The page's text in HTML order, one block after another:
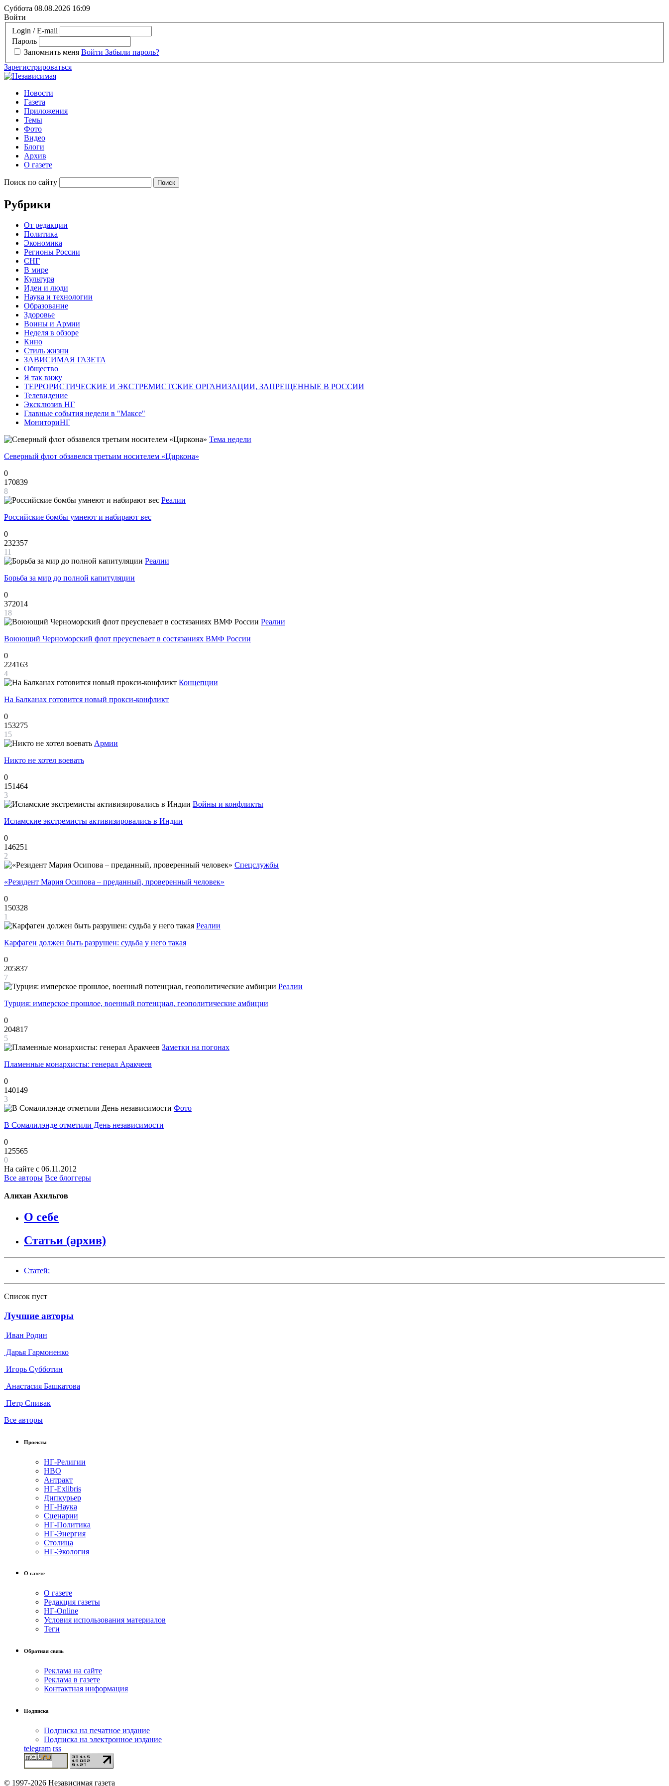
Суббота 08.08.2026 16:09
Войти
Login / E-mail
Пароль
Запомнить меня Войти Забыли пароль?
Зарегистрироваться
Новости
Газета
Приложения
Темы
Фото
Видео
Блоги
Архив
О газете
Поиск по сайту
Рубрики
От редакции
Политика
Экономика
Регионы России
СНГ
В мире
Культура
Идеи и люди
Наука и технологии
Образование
Здоровье
Воины и Армии
Неделя в обзоре
Кино
Стиль жизни
ЗАВИСИМАЯ ГАЗЕТА
Общество
Я так вижу
ТЕРРОРИСТИЧЕСКИЕ И ЭКСТРЕМИСТСКИЕ ОРГАНИЗАЦИИ, ЗАПРЕЩЕННЫЕ В РОССИИ
Телевидение
Эксклюзив НГ
Главные события недели в "Максе"
МониториНГ
Тема недели
Северный флот обзавелся третьим носителем «Циркона»
0
170839
8
Реалии
Российские бомбы умнеют и набирают вес
0
232357
11
Реалии
Борьба за мир до полной капитуляции
0
372014
18
Реалии
Воюющий Черноморский флот преуспевает в состязаниях ВМФ России
0
224163
4
Концепции
На Балканах готовится новый прокси-конфликт
0
153275
15
Армии
Никто не хотел воевать
0
151464
3
Войны и конфликты
Исламские экстремисты активизировались в Индии
0
146251
2
Спецслужбы
«Резидент Мария Осипова – преданный, проверенный человек»
0
150328
1
Реалии
Карфаген должен быть разрушен: судьба у него такая
0
205837
7
Реалии
Турция: имперское прошлое, военный потенциал, геополитические амбиции
0
204817
5
Заметки на погонах
Пламенные монархисты: генерал Аракчеев
0
140149
3
Фото
В Сомалилэнде отметили День независимости
0
125565
0
На сайте с 06.11.2012
Все авторы Все блоггеры
Алихан Ахильгов
О себе
Статьи (архив)
Статей:
Список пуст
Лучшие авторы
Иван Родин
Дарья Гармоненко
Игорь Субботин
Анастасия Башкатова
Петр Спивак
Все авторы
Проекты
НГ-Религии
НВО
Антракт
НГ-Exlibris
Дипкурьер
НГ-Наука
Сценарии
НГ-Политика
НГ-Энергия
Столица
НГ-Экология
О газете
О газете
Редакция газеты
НГ-Online
Условия использования материалов
Теги
Обратная связь
Реклама на сайте
Реклама в газете
Контактная информация
Подписка
Подписка на печатное издание
Подписка на электронное издание
telegram rss
© 1997-2026 Независимая газета